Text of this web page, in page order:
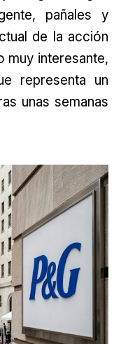
pañales y
de la acción
muy interesante,
representa un
unas semanas